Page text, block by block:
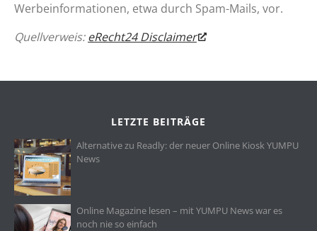
Werbeinformationen, etwa durch Spam-Mails, vor.
Quellverweis:eRecht24 Disclaimer
LETZTE BEITRÄGE
Alternative zu Readly: der neuer Online Kiosk YUMPU
News
Online Magazine lesen – mit YUMPU News war es
noch nie so einfach